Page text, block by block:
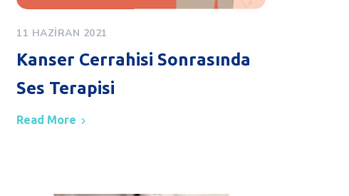
11 HAZIRAN 2021
Kanser Cerrahisi Sonrasında
Ses Terapisi
Read More